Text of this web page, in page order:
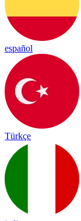
español
Türkçe